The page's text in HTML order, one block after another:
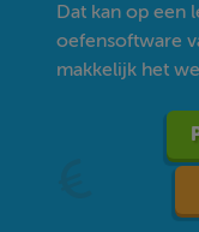
Dat kan op een
oefensoftware
makkelijk het